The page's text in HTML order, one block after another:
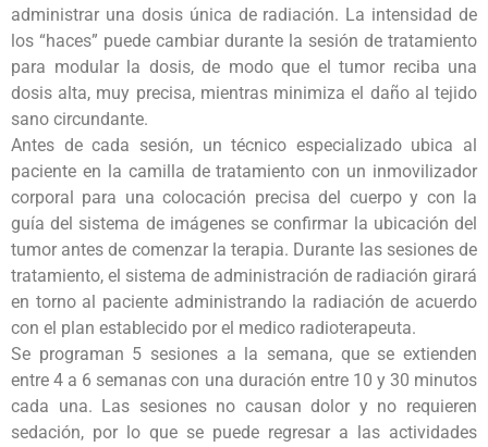
administrar una dosis única de radiación. La intensidad de
los “haces” puede cambiar durante la sesión de tratamiento
para modular la dosis, de modo que el tumor reciba una
dosis alta, muy precisa, mientras minimiza el daño al tejido
sano circundante.
Antes de cada sesión, un técnico especializado ubica al
paciente en la camilla de tratamiento con un inmovilizador
corporal para una colocación precisa del cuerpo y con la
guía del sistema de imágenes se confirmar la ubicación del
tumor antes de comenzar la terapia. Durante las sesiones de
tratamiento, el sistema de administración de radiación girará
en torno al paciente administrando la radiación de acuerdo
con el plan establecido por el medico radioterapeuta.
Se programan 5 sesiones a la semana, que se extienden
entre 4 a 6 semanas con una duración entre 10 y 30 minutos
cada una. Las sesiones no causan dolor y no requieren
sedación, por lo que se puede regresar a las actividades